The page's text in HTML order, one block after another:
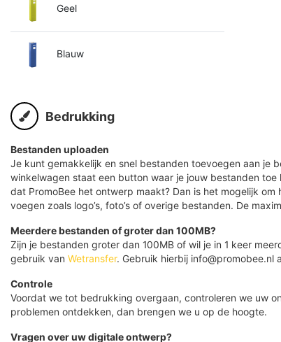
Geel
Blauw
Bedrukking
Bestanden uploaden
Je kunt gemakkelijk en snel bestanden toevoegen aan je
winkelwagen staat een button waar je jouw bestanden
dat PromoBee het ontwerp maakt? Dan is het mogelijk
voegen zoals logo’s, foto’s of overige bestanden. De
Meerdere bestanden of groter dan 100MB?
Zijn je bestanden groter dan 100MB of wil je in 1 keer
gebruik van Wetransfer. Gebruik hierbij info@promobee.nl
Controle
Voordat we tot bedrukking overgaan, controleren we uw
problemen ontdekken, dan brengen we u op de hoogte.
Vragen over uw digitale ontwerp?